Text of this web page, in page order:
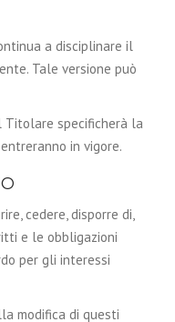
a disciplinare il
Tale versione può
Titolare specificherà la
in vigore.
cedere, disporre di,
e le obbligazioni
per gli interessi
modifica di questi